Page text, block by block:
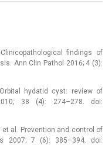
findings of
Ann Clin Pathol 2016; 4 (3):
hydatid cyst: review of
38 (4): 274–278. doi:
et al. Prevention and control of
2007; 7 (6): 385–394. doi: